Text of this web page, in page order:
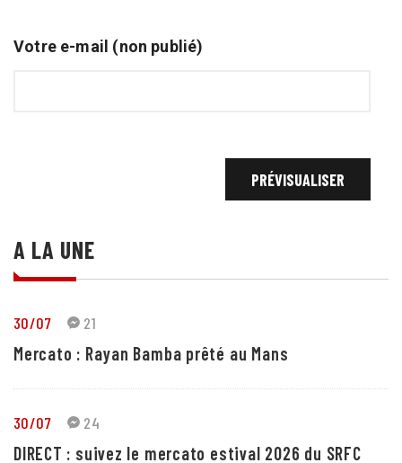
Votre e-mail (non publié)
A LA UNE
30/07 21
Mercato : Rayan Bamba prêté au Mans
30/07 24
DIRECT : suivez le mercato estival 2026 du SRFC